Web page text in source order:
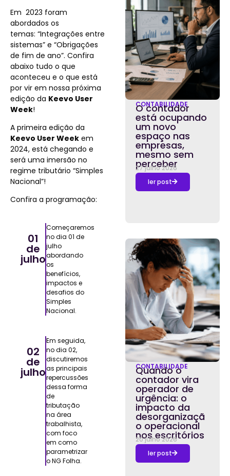
Em 2023 foram
abordados os
temas: “Integrações entre
sistemas” e “Obrigações
de fim de ano”. Confira
abaixo tudo o que
aconteceu e o que está
por vir em nossa próxima
edição da Keevo User
Week!
A primeira edição da
Keevo User Week em
2024, está chegando e
será uma imersão no
regime tributário “Simples
Nacional”!
Confira a programação:
01
de
julho
Começaremos
no dia 01 de
julho
abordando
os
benefícios,
impactos e
desafios do
Simples
Nacional.
02
de
julho
Em seguida,
no dia 02,
discutiremos
as principais
repercussões
dessa forma
de
tributação
na área
trabalhista,
com foco
em como
parametrizar
o NG Folha.
CONTABILIDADE
O contador
está ocupando
um novo
espaço nas
empresas,
mesmo sem
perceber
27 julho 2026
ler post
CONTABILIDADE
Quando o
contador vira
operador de
urgência: o
impacto da
desorganizaçã
o operacional
nos escritórios
20 julho 2026
ler post